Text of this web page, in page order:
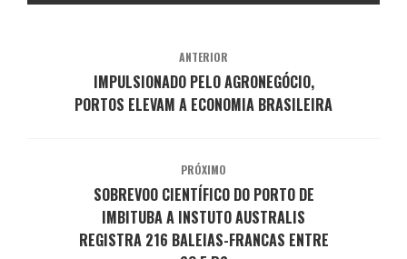
ANTERIOR
IMPULSIONADO PELO AGRONEGÓCIO,
PORTOS ELEVAM A ECONOMIA BRASILEIRA
PRÓXIMO
SOBREVOO CIENTÍFICO DO PORTO DE
IMBITUBA A INSTUTO AUSTRALIS
REGISTRA 216 BALEIAS-FRANCAS ENTRE